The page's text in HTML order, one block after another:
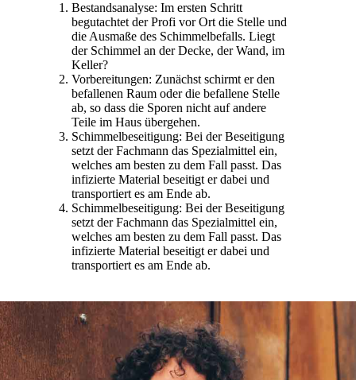
Bestandsanalyse: Im ersten Schritt
begutachtet der Profi vor Ort die Stelle und
die Ausmaße des Schimmelbefalls. Liegt
der Schimmel an der Decke, der Wand, im
Keller?
Vorbereitungen: Zunächst schirmt er den
befallenen Raum oder die befallene Stelle
ab, so dass die Sporen nicht auf andere
Teile im Haus übergehen.
Schimmelbeseitigung: Bei der Beseitigung
setzt der Fachmann das Spezialmittel ein,
welches am besten zu dem Fall passt. Das
infizierte Material beseitigt er dabei und
transportiert es am Ende ab.
Schimmelbeseitigung: Bei der Beseitigung
setzt der Fachmann das Spezialmittel ein,
welches am besten zu dem Fall passt. Das
infizierte Material beseitigt er dabei und
transportiert es am Ende ab.